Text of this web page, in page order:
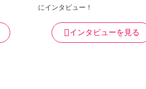
にインタビュー！
インタビューを見る